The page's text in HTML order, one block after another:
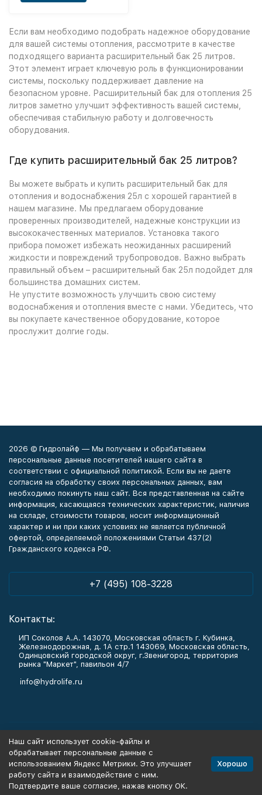
Если вам необходимо подобрать надежное оборудование
для вашей системы отопления, рассмотрите в качестве
подходящего варианта расширительный бак 25 литров.
Этот элемент играет ключевую роль в функционировании
системы, поскольку поддерживает давление на
безопасном уровне. Расширительный бак для отопления 25
литров заметно улучшит эффективность вашей системы,
обеспечивая стабильную работу и долговечность
оборудования.
Где купить расширительный бак 25 литров?
Вы можете выбрать и купить расширительный бак для
отопления и водоснабжения 25л с хорошей гарантией в
нашем магазине. Мы предлагаем оборудование
проверенных производителей, надежные конструкции из
высококачественных материалов. Установка такого
прибора поможет избежать неожиданных расширений
жидкости и повреждений трубопроводов. Важно выбрать
правильный объем – расширительный бак 25л подойдет для
большинства домашних систем.
Не упустите возможность улучшить свою систему
водоснабжения и отопления вместе с нами. Убедитесь, что
вы покупаете качественное оборудование, которое
прослужит долгие годы.
2026 © Гидролайф — Мы получаем и обрабатываем
персональные данные посетителей нашего сайта в
соответствии с официальной политикой. Если вы не даете
согласия на обработку своих персональных данных, вам
необходимо покинуть наш сайт. Вся представленная на сайте
информация, касающаяся технических характеристик, наличия
на складе, стоимости товаров, носит информационный
характер и ни при каких условиях не является публичной
офертой, определяемой положениями Статьи 437(2)
Гражданского кодекса РФ.
+7 (495) 108-3228
Контакты:
ИП Соколов А.А. 143070, Московская область г. Кубинка,
Железнодорожная, д. 1А стр.1 143069, Московская область,
Одинцовский городской округ, г.Звенигород, территория
рынка "Маркет", павильон 4/7
info@hydrolife.ru
Информация
Наш сайт использует cookie-файлы и
обрабатывает персональные данные с
использованием Яндекс Метрики. Это улучшает
работу сайта и взаимодействие с ним.
Подтвердите ваше согласие, нажав кнопку ОК.
Хорошо